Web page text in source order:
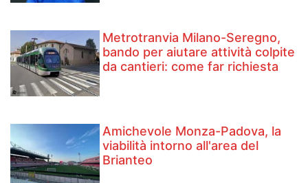
Metrotranvia Milano-Seregno,
bando per aiutare attività colpite
da cantieri: come far richiesta
Amichevole Monza-Padova, la
viabilità intorno all'area del
Brianteo